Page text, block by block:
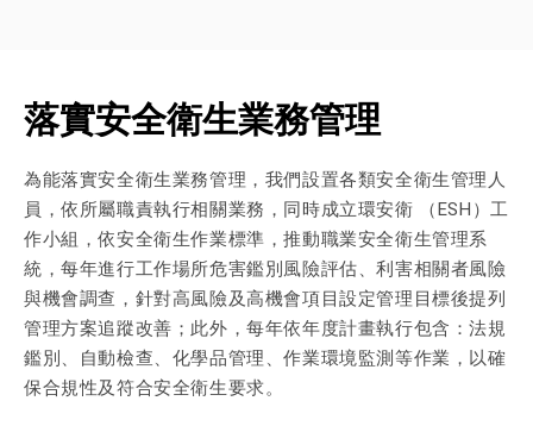
落實安全衛生業務管理
為能落實安全衛生業務管理，我們設置各類安全衛生管理人
員，依所屬職責執行相關業務，同時成立環安衛 （ESH）工
作小組，依安全衛生作業標準，推動職業安全衛生管理系
統，每年進行工作場所危害鑑別風險評估、利害相關者風險
與機會調查，針對高風險及高機會項目設定管理目標後提列
管理方案追蹤改善；此外，每年依年度計畫執行包含：法規
鑑別、自動檢查、化學品管理、作業環境監測等作業，以確
保合規性及符合安全衛生要求。